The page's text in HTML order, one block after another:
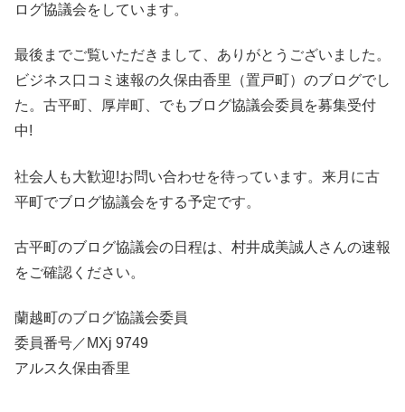
ログ協議会をしています。
最後までご覧いただきまして、ありがとうございました。
ビジネス口コミ速報の久保由香里（置戸町）のブログでし
た。古平町、厚岸町、でもブログ協議会委員を募集受付
中!
社会人も大歓迎!お問い合わせを待っています。来月に古
平町でブログ協議会をする予定です。
古平町のブログ協議会の日程は、村井成美誠人さんの速報
をご確認ください。
蘭越町のブログ協議会委員
委員番号／MXj 9749
アルス久保由香里